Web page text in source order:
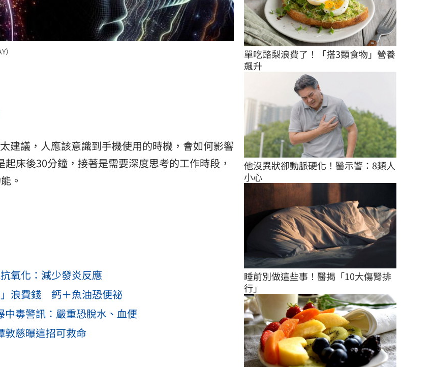
建議，人應該意識到手機使用的時機，會如何影響
床後30分鐘，接著是需要深度思考的工作時段，
。
氧化：減少發炎反應
浪費錢 鈣＋魚油恐便祕
毒警訊：嚴重恐脫水、血便
慈曝這招可救命
單吃酪梨浪費了！「搭3類食物」營養
飆升
他沒異狀卻動脈硬化！醫示警：8類人
小心
睡前別做這些事！醫揭「10大傷腎排
行」